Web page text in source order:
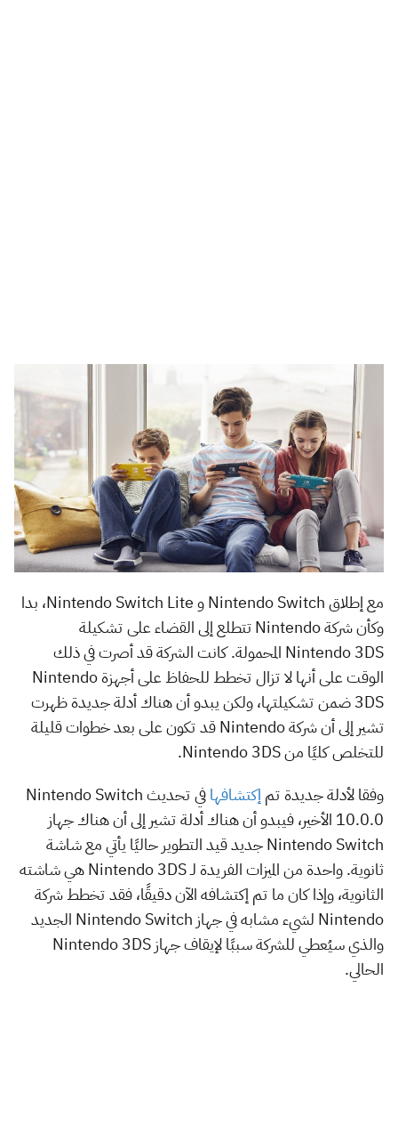
مع إطلاق Nintendo Switch و Nintendo Switch Lite، بدا
وكأن شركة Nintendo تتطلع إلى القضاء على تشكيلة
Nintendo 3DS المحمولة. كانت الشركة قد أصرت في ذلك
الوقت على أنها لا تزال تخطط للحفاظ على أجهزة Nintendo
3DS ضمن تشكيلتها، ولكن يبدو أن هناك أدلة جديدة ظهرت
تشير إلى أن شركة Nintendo قد تكون على بعد خطوات قليلة
للتخلص كليًا من Nintendo 3DS.
وفقا لأدلة جديدة تم إكتشافها
في تحديث Nintendo Switch
10.0.0 الأخير، فيبدو أن هناك أدلة تشير إلى أن هناك جهاز
Nintendo Switch جديد قيد التطوير حاليًا يأتي مع شاشة
ثانوية. واحدة من الميزات الفريدة لـ Nintendo 3DS هي شاشته
الثانوية، وإذا كان ما تم إكتشافه الآن دقيقًا، فقد تخطط شركة
Nintendo لشيء مشابه في جهاز Nintendo Switch الجديد
والذي سيُعطي للشركة سببًا لإيقاف جهاز Nintendo 3DS
الحالي.